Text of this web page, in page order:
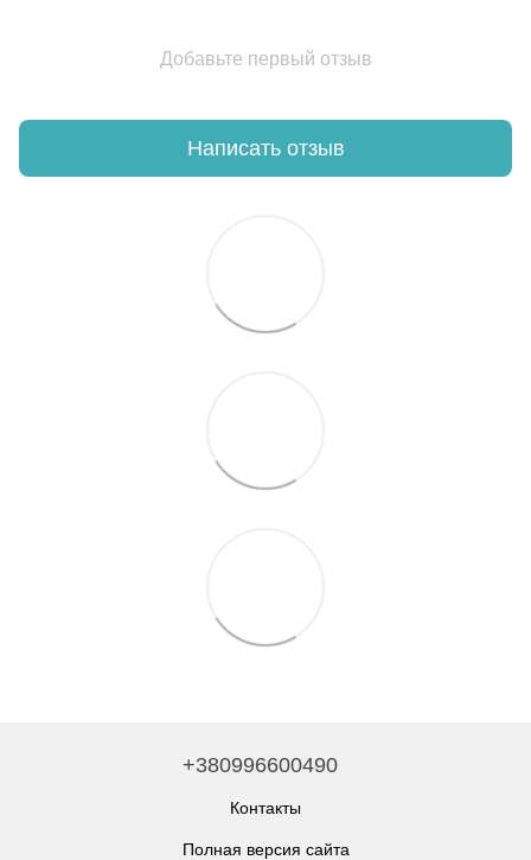
Добавьте первый отзыв
Написать отзыв
+380996600490
Контакты
Полная версия сайта